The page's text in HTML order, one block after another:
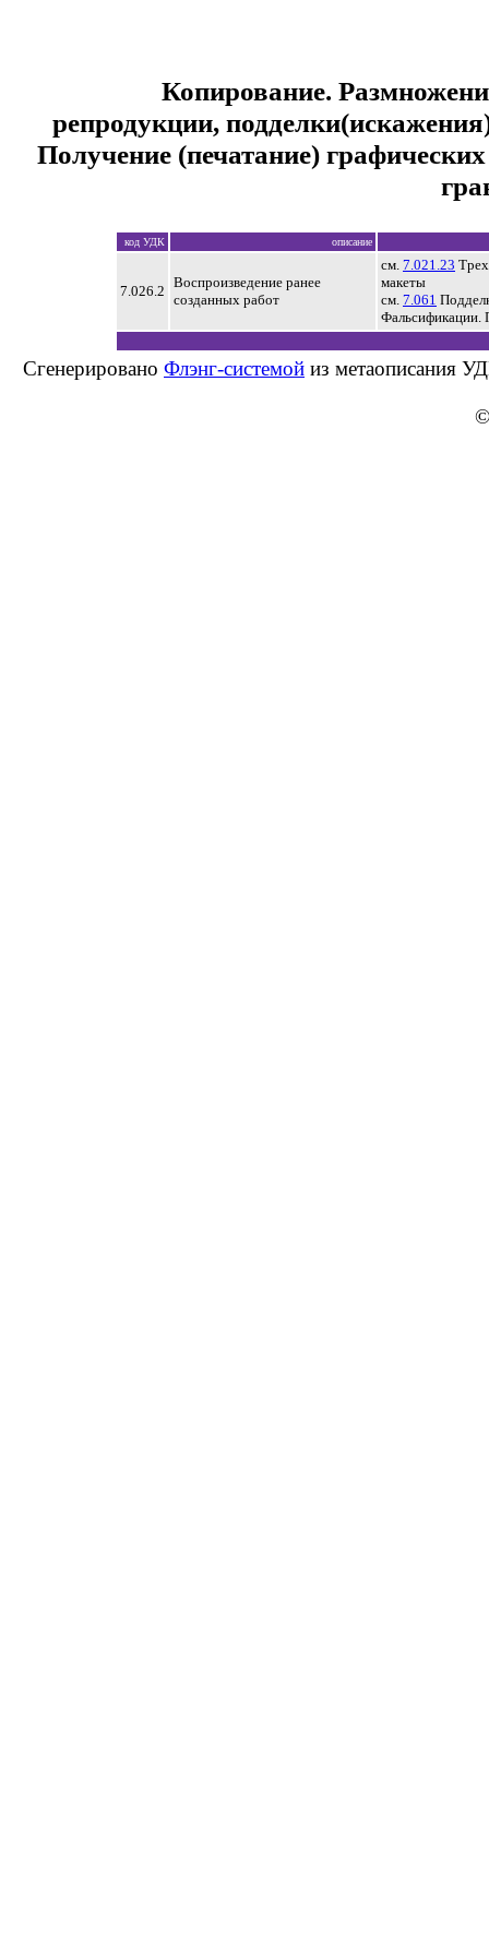
Копирование.
репродукции,
Получение (печатание)
код УДК описание
7.026.2
Воспроизведение ранее
созданных работ
см. 7.021.23
макеты
см. 7.061
Фальсификации.
Сгенерировано Флэнг-системой из метаописания